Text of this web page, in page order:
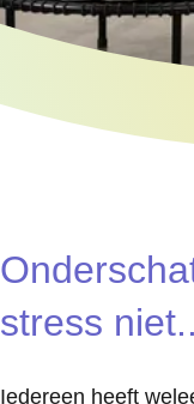
stress
Iedereen heeft